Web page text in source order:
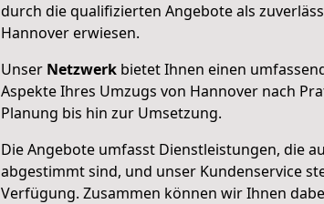
durch die qualifizierten Angebote als
Hannover erwiesen.
Unser Netzwerk bietet Ihnen einen
Aspekte Ihres Umzugs von Hannover nach
Planung bis hin zur Umsetzung.
Die Angebote umfasst Dienstleistungen, die
abgestimmt sind, und unser Kundenservice
Verfügung. Zusammen können wir Ihnen